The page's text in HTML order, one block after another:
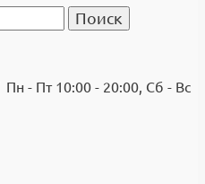
Пн - Пт 10:00 - 20:00, Сб - Вс